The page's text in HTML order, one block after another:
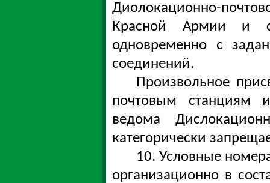
Диолокационно-
Красной Армии и
одновременно с
соединений.
Произвольное
почтовым станциям
ведома
категорически
10. Условные
организационно в